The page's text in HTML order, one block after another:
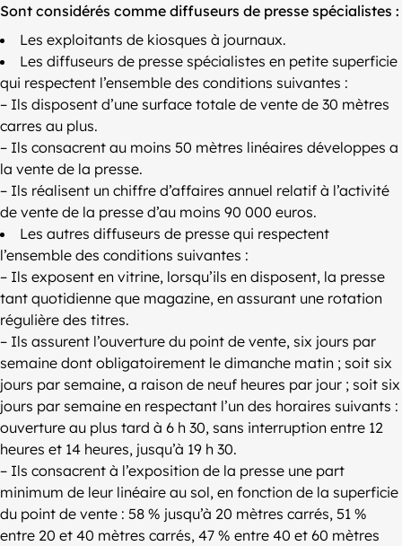
Sont considérés comme diffuseurs de presse spécialistes :
Les exploitants de kiosques à journaux.
Les diffuseurs de presse spécialistes en petite superficie
qui respectent l’ensemble des conditions suivantes :
– Ils disposent d’une surface totale de vente de 30 mètres
carres au plus.
– Ils consacrent au moins 50 mètres linéaires développes a
la vente de la presse.
– Ils réalisent un chiffre d’affaires annuel relatif à l’activité
de vente de la presse d’au moins 90 000 euros.
Les autres diffuseurs de presse qui respectent
l’ensemble des conditions suivantes :
– Ils exposent en vitrine, lorsqu’ils en disposent, la presse
tant quotidienne que magazine, en assurant une rotation
régulière des titres.
– Ils assurent l’ouverture du point de vente, six jours par
semaine dont obligatoirement le dimanche matin ; soit six
jours par semaine, a raison de neuf heures par jour ; soit six
jours par semaine en respectant l’un des horaires suivants :
ouverture au plus tard à 6 h 30, sans interruption entre 12
heures et 14 heures, jusqu’à 19 h 30.
– Ils consacrent à l’exposition de la presse une part
minimum de leur linéaire au sol, en fonction de la superficie
du point de vente : 58 % jusqu’à 20 mètres carrés, 51 %
entre 20 et 40 mètres carrés, 47 % entre 40 et 60 mètres